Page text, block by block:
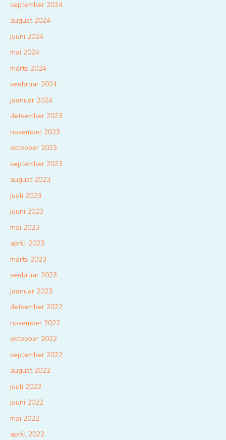
september 2024
august 2024
juuni 2024
mai 2024
märts 2024
veebruar 2024
jaanuar 2024
detsember 2023
november 2023
oktoober 2023
september 2023
august 2023
juuli 2023
juuni 2023
mai 2023
aprill 2023
märts 2023
veebruar 2023
jaanuar 2023
detsember 2022
november 2022
oktoober 2022
september 2022
august 2022
juuli 2022
juuni 2022
mai 2022
aprill 2022